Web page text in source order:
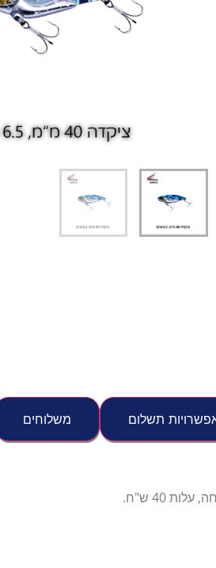
תשלום משלוחים
40 ש"ח.